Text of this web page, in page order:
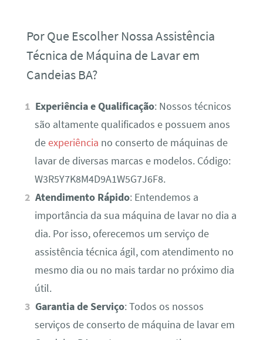
Por Que Escolher Nossa Assistência
Técnica de Máquina de Lavar em
Candeias BA?
Experiência e Qualificação: Nossos técnicos
são altamente qualificados e possuem anos
deexperiência no conserto de máquinas de
lavar de diversas marcas e modelos. Código:
W3R5Y7K8M4D9A1W5G7J6F8.
Atendimento Rápido: Entendemos a
importância da sua máquina de lavar no dia a
dia. Por isso, oferecemos um serviço de
assistência técnica ágil, com atendimento no
mesmo dia ou no mais tardar no próximo dia
útil.
Garantia de Serviço: Todos os nossos
serviços de conserto de máquina de lavar em